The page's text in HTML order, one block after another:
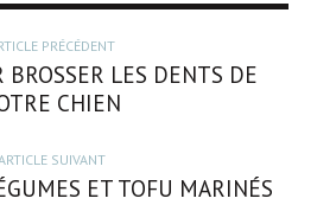
PRÉCÉDENT
BROSSER LES DENTS DE
CHIEN
SUIVANT
ET TOFU MARINÉS